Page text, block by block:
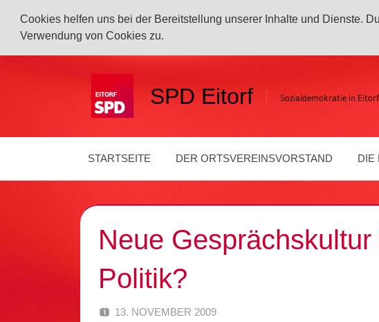
Cookies helfen uns bei der Bereitstellung unserer Inhalte und Dienste.
Verwendung von Cookies zu.
SPD Eitorf Sozialdemokratie in Eitorf
STARTSEITE DER ORTSVEREINSVORSTAND DIE
Neue
Politik?
13. NOVEMBER 2009